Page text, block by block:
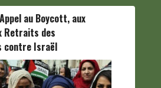
au Boycott, aux
Retraits des
contre Israël